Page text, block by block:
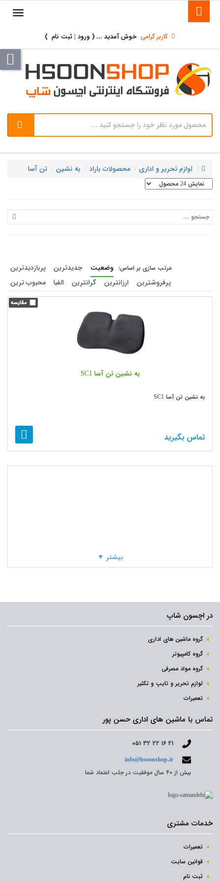
کاربر گرامی خوش آمدید ... ( ورود | ثبت نام )
لوازم تحریر و اداری محصولات باراد به نشین تن آسا
وضعیت جدیدترین
پربازدیدترین
پرفروشترین
ارزانترین گرانترین الفبا محبوب ترین
به نشین تن آسا SC1
به نشین تن آسا SC1
تماس بگیرید
بیشتر ▼
در اچسون شاپ
گروه ماشین های اداری
گروه کامپیوتر
گروه مواد مصرفی
لوازم تحریر و تایپ و تکثیر
تعمیرات
تماس با ماشین های اداری حسن پور
۰۵۱ ۳۲ ۲۲ ۱۶ ۲۱
info@hsoonshop.ir
بیش از ۴۰ سال موفقیت در جلب اعتماد شما
خدمات مشتری
تعمیرات
قوانین سایت
ثبت نام‌